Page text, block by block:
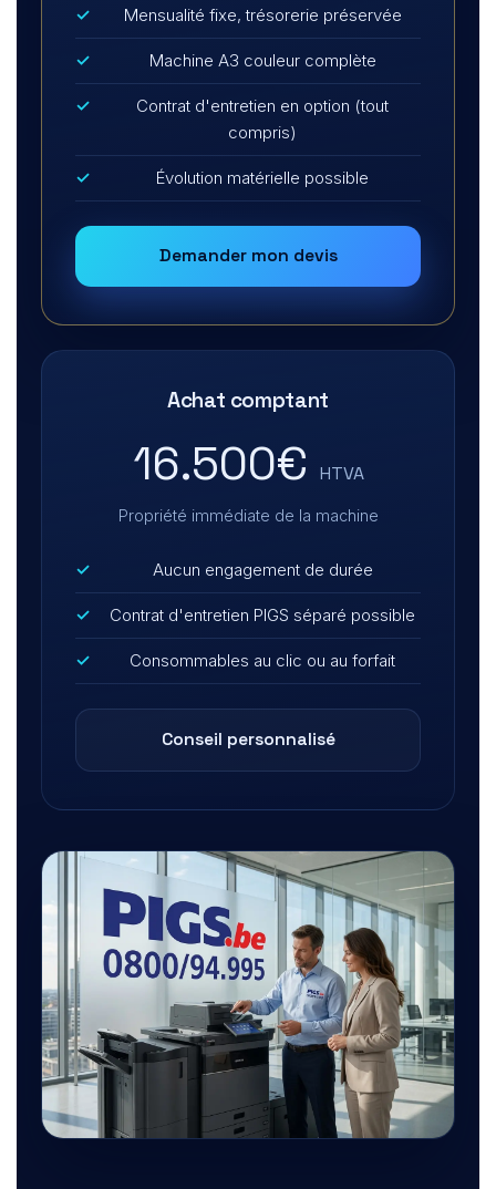
Mensualité fixe, trésorerie préservée
Machine A3 couleur complète
Contrat d'entretien en option (tout
compris)
Évolution matérielle possible
Demander mon devis
Achat comptant
16.500€ HTVA
Propriété immédiate de la machine
Aucun engagement de durée
Contrat d'entretien PIGS séparé possible
Consommables au clic ou au forfait
Conseil personnalisé